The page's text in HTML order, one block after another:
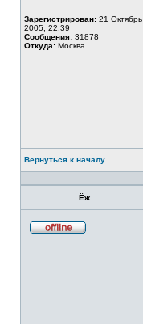
Зарегистрирован: 21 Октябрь
2005, 22:39
Сообщения: 31878
Откуда: Москва
Вернуться к началу
Ёж